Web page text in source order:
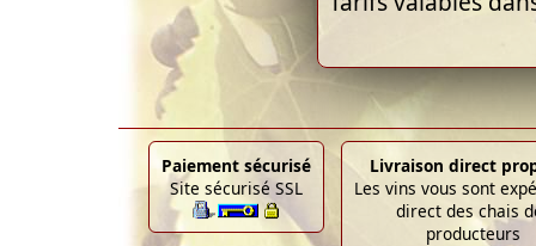
Paiement sécurisé
Site sécurisé SSL
Livraison direct
Les vins vous sont
direct des chais
producteurs